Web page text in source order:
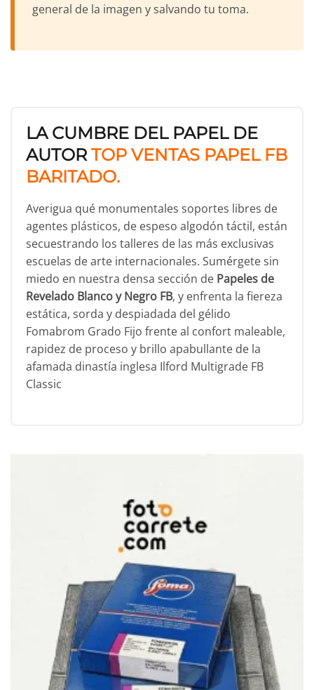
general de la imagen y salvando tu toma.
LA CUMBRE DEL PAPEL DE
AUTORTOP VENTAS PAPEL FB
BARITADO.
Averigua qué monumentales soportes libres de
agentes plásticos, de espeso algodón táctil, están
secuestrando los talleres de las más exclusivas
escuelas de arte internacionales. Sumérgete sin
miedo en nuestra densa sección de Papeles de
Revelado Blanco y Negro FB, y enfrenta la fiereza
estática, sorda y despiadada del gélido
Fomabrom Grado Fijo frente al confort maleable,
rapidez de proceso y brillo apabullante de la
afamada dinastía inglesa Ilford Multigrade FB
Classic